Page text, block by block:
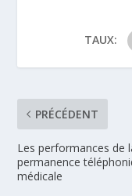
TAUX:
PRÉCÉDENT
Les performances de
permanence
médicale